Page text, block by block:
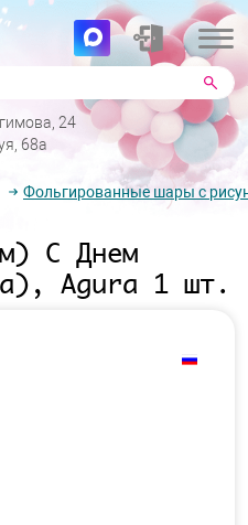
24
68а
Фольгированные шары с
С Днем
Agura 1 шт.